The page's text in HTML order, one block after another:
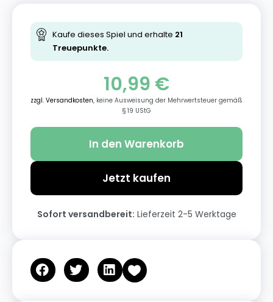
Kaufe dieses Spiel und erhalte 21
Treuepunkte.
10,99 €
zzgl. Versandkosten, keine Ausweisung der Mehrwertsteuer gemäß
§ 19 UStG
In den Warenkorb
Jetzt kaufen
Sofort versandbereit: Lieferzeit 2-5 Werktage